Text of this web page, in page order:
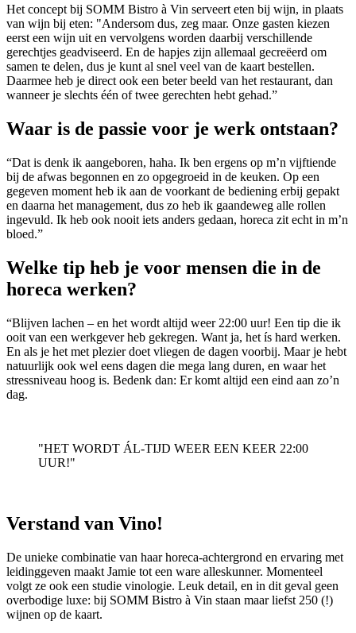
Het concept bij SOMM Bistro à Vin serveert eten bij wijn, in plaats
van wijn bij eten: "Andersom dus, zeg maar. Onze gasten kiezen
eerst een wijn uit en vervolgens worden daarbij verschillende
gerechtjes geadviseerd. En de hapjes zijn allemaal gecreëerd om
samen te delen, dus je kunt al snel veel van de kaart bestellen.
Daarmee heb je direct ook een beter beeld van het restaurant, dan
wanneer je slechts één of twee gerechten hebt gehad.”
Waar is de passie voor je werk ontstaan?
“Dat is denk ik aangeboren, haha. Ik ben ergens op m’n vijftiende
bij de afwas begonnen en zo opgegroeid in de keuken. Op een
gegeven moment heb ik aan de voorkant de bediening erbij gepakt
en daarna het management, dus zo heb ik gaandeweg alle rollen
ingevuld. Ik heb ook nooit iets anders gedaan, horeca zit echt in m’n
bloed.”
Welke tip heb je voor mensen die in de
horeca werken?
“Blijven lachen – en het wordt altijd weer 22:00 uur! Een tip die ik
ooit van een werkgever heb gekregen. Want ja, het ís hard werken.
En als je het met plezier doet vliegen de dagen voorbij. Maar je hebt
natuurlijk ook wel eens dagen die mega lang duren, en waar het
stressniveau hoog is. Bedenk dan: Er komt altijd een eind aan zo’n
dag.
"HET WORDT ÁL-TIJD WEER EEN KEER 22:00
UUR!"
Verstand van Vino!
De unieke combinatie van haar horeca-achtergrond en ervaring met
leidinggeven maakt Jamie tot een ware alleskunner. Momenteel
volgt ze ook een studie vinologie. Leuk detail, en in dit geval geen
overbodige luxe: bij SOMM Bistro à Vin staan maar liefst 250 (!)
wijnen op de kaart.